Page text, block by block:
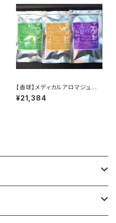
【香球】メディカルアロマジュエ
リー専用アロマ 脳の若返りセッ
ト
¥21,384